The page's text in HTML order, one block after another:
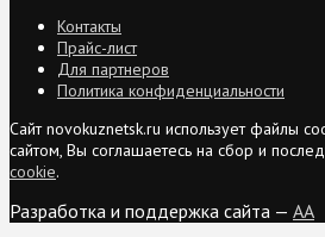
Контакты
Прайс-лист
Для партнеров
Политика конфиденциальности
Сайт novokuznetsk.ru использует файлы
сайтом, Вы соглашаетесь на сбор и
cookie.
Разработка и поддержка сайта — AA